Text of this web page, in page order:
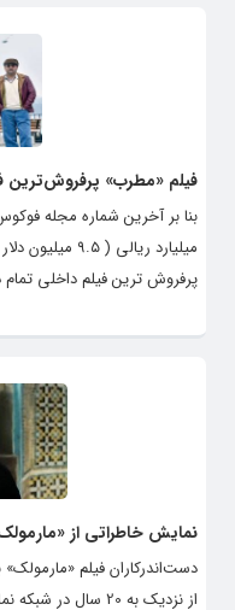
فیلم «مطرب» پرفروش‌ترین
میلیارد
پرفروش ترین فیلم داخلی تمام
نمایش خاطراتی از
دست‌اندرکاران فیلم
از نزدیک به 20 سال در شبکه نمایش خانگی هستند.